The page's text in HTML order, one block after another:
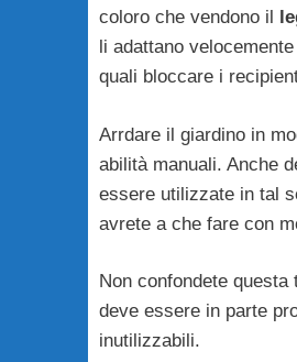
coloro che vendono il
li adattano
quali bloccare i
Arrdare il giardino in
abilità manuali. Anche
essere utilizzate in tal
avrete a che fare con
Non confondete
deve essere in parte
inutilizzabili.